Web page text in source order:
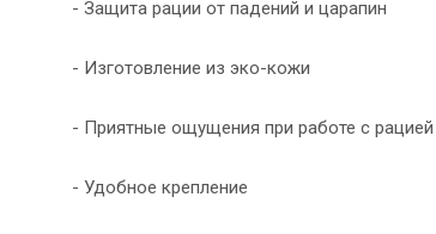
- Защита рации от падений и царапин
- Изготовление из эко-кожи
- Приятные ощущения при работе с рацией
- Удобное крепление